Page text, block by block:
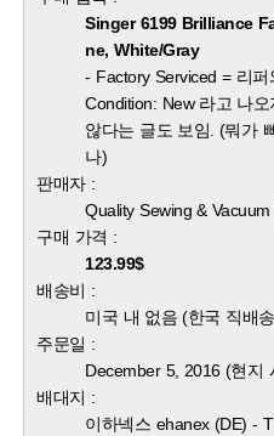
Singer 6199 Brilliance
ne, White/Gray
- ​Factory Serviced = 리퍼
Condition: New 라고 나
않다는 글도 보임. (뭐가
나)
판매자 :
Quality Sewing & Vacuum
구매 가격 :
123.99$
배송비 :
미국 내 없음 (한국 직배
주문일 :
December 5, 2016 (현지
배대지 :
이하넥스 ehanex (DE) -